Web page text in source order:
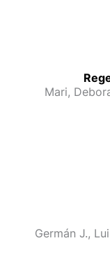
Mari,
Germán J.,